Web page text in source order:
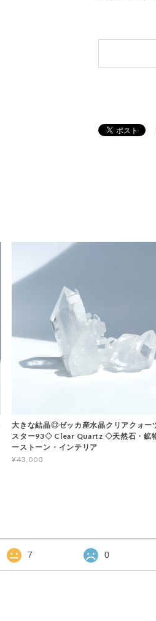
大きな結晶◎ゼッカ産水晶クリアクォー
スター93◇ Clear Quartz ◇天然石・鉱
ーストーン・インテリア
¥43,000
7 0